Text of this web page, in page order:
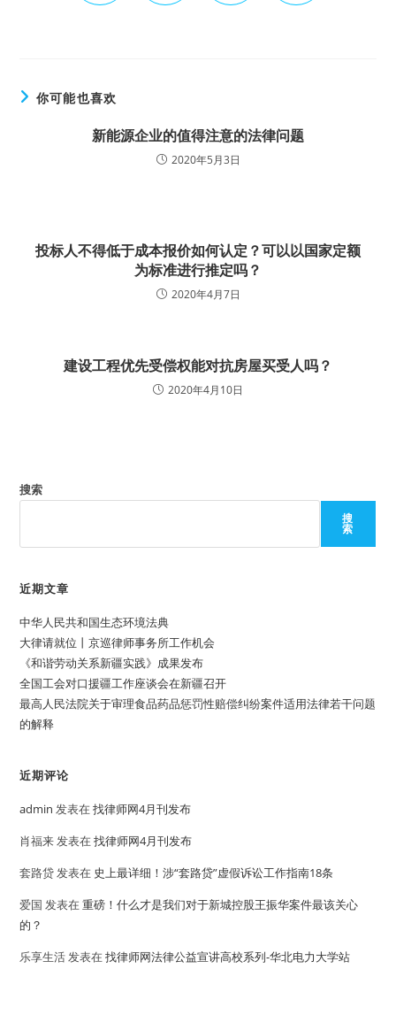
你可能也喜欢
新能源企业的值得注意的法律问题
2020年5月3日
投标人不得低于成本报价如何认定？可以以国家定额
为标准进行推定吗？
2020年4月7日
建设工程优先受偿权能对抗房屋买受人吗？
2020年4月10日
搜索
搜
索
近期文章
中华人民共和国生态环境法典
大律请就位丨京巡律师事务所工作机会
《和谐劳动关系新疆实践》成果发布
全国工会对口援疆工作座谈会在新疆召开
最高人民法院关于审理食品药品惩罚性赔偿纠纷案件适用法律若干问题
的解释
近期评论
admin 发表在找律师网4月刊发布
肖福来发表在找律师网4月刊发布
套路贷发表在 史上最详细！涉“套路贷”虚假诉讼工作指南18条
爱国 发表在重磅！什么才是我们对于新城控股王振华案件最该关心
的？
乐享生活发表在找律师网法律公益宣讲高校系列-华北电力大学站